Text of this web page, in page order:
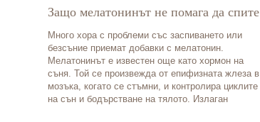
Защо мелатонинът не помага да спите
Много хора с проблеми със заспиването или
безсъние приемат добавки с мелатонин.
Мелатонинът е известен още като хормон на
съня. Той се произвежда от епифизната жлеза в
мозъка, когато се стъмни, и контролира циклите
на сън и бодърстване на тялото. Излаган